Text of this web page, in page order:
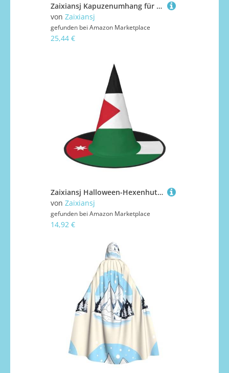
Zaixiansj Kapuzenumhang für Erwachsene, für Halloween, Party, Cosplay, Flagge der Republik Korea, bedruckt, Kapuzenmantel, Kostüm, Umhang, Zubehör
von Zaixiansj
gefunden bei Amazon Marketplace
25,44 €
Zaixiansj Halloween-Hexenhut, Jordanische Flagge, Kopfbedeckung, Erwachsene, gruseliger Hut, Festival-Kopfbedeckung
von Zaixiansj
gefunden bei Amazon Marketplace
14,92 €